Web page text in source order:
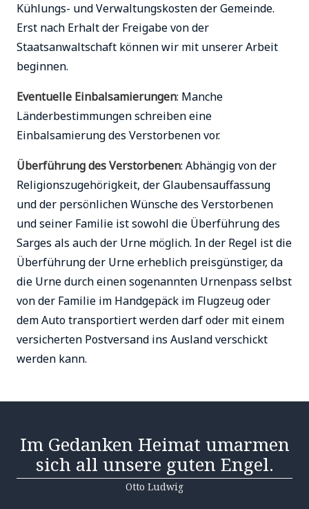
Kühlungs- und Verwaltungskosten der Gemeinde.
Erst nach Erhalt der Freigabe von der
Staatsanwaltschaft können wir mit unserer Arbeit
beginnen.
Eventuelle Einbalsamierungen: Manche
Länderbestimmungen schreiben eine
Einbalsamierung des Verstorbenen vor.
Überführung des Verstorbenen: Abhängig von der
Religionszugehörigkeit, der Glaubensauffassung
und der persönlichen Wünsche des Verstorbenen
und seiner Familie ist sowohl die Überführung des
Sarges als auch der Urne möglich. In der Regel ist die
Überführung der Urne erheblich preisgünstiger, da
die Urne durch einen sogenannten Urnenpass selbst
von der Familie im Handgepäck im Flugzeug oder
dem Auto transportiert werden darf oder mit einem
versicherten Postversand ins Ausland verschickt
werden kann.
Im Gedanken Heimat umarmen
sich all unsere guten Engel.
Otto Ludwig